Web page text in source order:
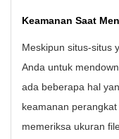
Keamanan Saat
Meskipun situs-situs
Anda untuk
ada beberapa hal
keamanan
memeriksa ukuran